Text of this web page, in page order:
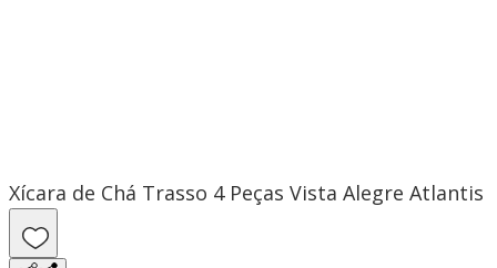
Xícara de Chá Trasso 4 Peças Vista Alegre Atlantis